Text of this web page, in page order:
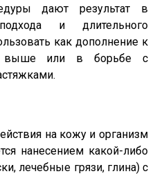
дают результат в
и длительного
как дополнение к
выше или в борьбе с
на кожу и организм
нанесением какой-либо
лечебные грязи, глина) с